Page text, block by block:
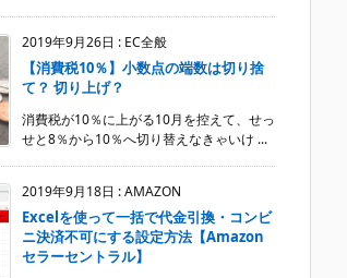
2019年9月26日 : EC全般
【消費税10％】小数点の端数は切り捨
て？ 切り上げ？
消費税が10％に上がる10月を控えて、せっ
せと8％から10％へ切り替えなきゃいけ ...
2019年9月18日 :AMAZON
Excelを使って一括で代金引換・コンビ
ニ決済不可にする設定方法【Amazon
セラーセントラル】